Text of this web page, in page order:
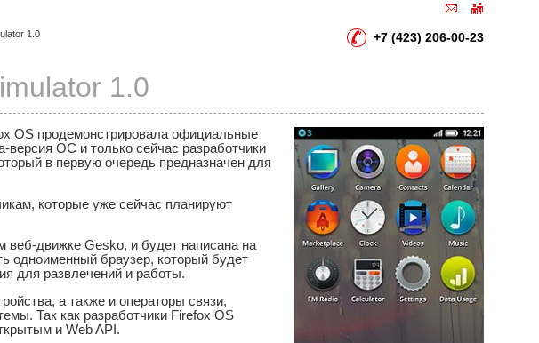
+7 (423) 206-00-23
1.0
1.0
OS продемонстрировала официальные
версия ОС и только сейчас разработчики
в первую очередь предназначен для
которые уже сейчас планируют
веб-движке Gesko, и будет написана на
одноименный браузер, который будет
для развлечений и работы.
а также и операторы связи,
Так как разработчики Firefox OS
и Web API.